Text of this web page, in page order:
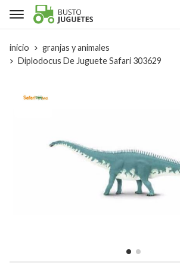
inicio
granjas y animales
Diplodocus De Juguete Safari 303629